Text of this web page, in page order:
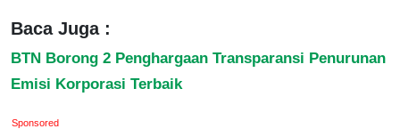
Baca Juga :
BTN Borong 2 Penghargaan Transparansi Penurunan
Emisi Korporasi Terbaik
Sponsored